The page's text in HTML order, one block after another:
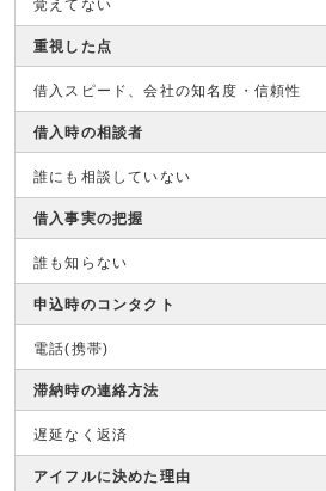
覚えてない
重視した点
借入スピード、会社の知名度・信頼性
借入時の相談者
誰にも相談していない
借入事実の把握
誰も知らない
申込時のコンタクト
電話(携帯)
滞納時の連絡方法
遅延なく返済
アイフルに決めた理由